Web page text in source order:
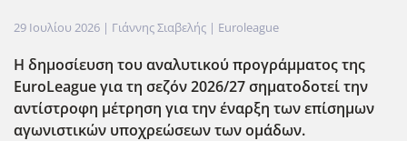
29 Ιουλίου 2026 | Γιάννης Σιαβελής | Euroleague
Η δημοσίευση του αναλυτικού προγράμματος της
EuroLeague για τη σεζόν 2026/27 σηματοδοτεί την
αντίστροφη μέτρηση για την έναρξη των επίσημων
αγωνιστικών υποχρεώσεων των ομάδων.